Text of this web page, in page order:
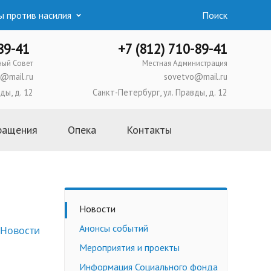
против насилия Поиск
41
Совет
+7 (812) 710-89-41
Местная Администрация
sovetvo@mail.ru
д. 12
Санкт-Петербург, ул. Правды, д. 12
Опека
Школа приемных родителей
Усыновление
Трудоустройство
несовершеннолетних
Контакты
Новости
Новости
Анонсы событий
Мероприятия и проекты
Информация Социального фонда